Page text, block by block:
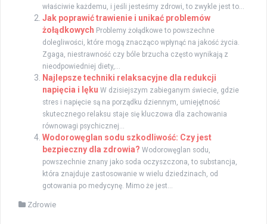
właściwie każdemu, i jeśli jesteśmy zdrowi, to zwykle jest to...
Jak poprawić trawienie i unikać problemów
żołądkowych Problemy żołądkowe to powszechne
dolegliwości, które mogą znacząco wpłynąć na jakość życia.
Zgaga, niestrawność czy bóle brzucha często wynikają z
nieodpowiedniej diety,...
Najlepsze techniki relaksacyjne dla redukcji
napięcia i lęku W dzisiejszym zabieganym świecie, gdzie
stres i napięcie są na porządku dziennym, umiejętność
skutecznego relaksu staje się kluczowa dla zachowania
równowagi psychicznej...
Wodorowęglan sodu szkodliwość: Czy jest
bezpieczny dla zdrowia? Wodorowęglan sodu,
powszechnie znany jako soda oczyszczona, to substancja,
która znajduje zastosowanie w wielu dziedzinach, od
gotowania po medycynę. Mimo że jest...
Zdrowie